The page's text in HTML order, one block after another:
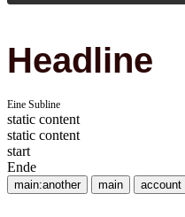
Headline
Eine Subline
static content
static content
start
Ende
main:another main account